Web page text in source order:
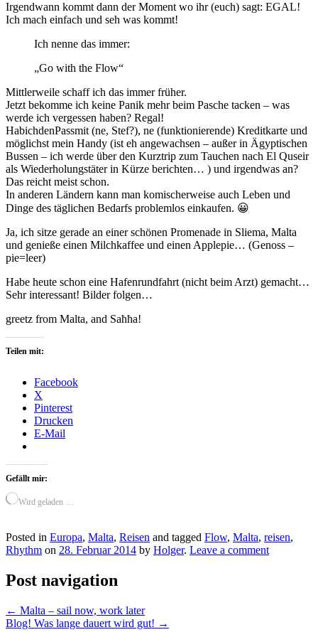
Irgendwann kommt dann der Moment wo ihr (euch) sagt: EGAL!
Ich mach einfach und seh was kommt!
Ich nenne das immer:
„Go with the Flow“
Mittlerweile schaff ich das immer früher.
Jetzt bekomme ich keine Panik mehr beim Pasche tacken – was
werde ich vergessen haben? Regal!
HabichdenPassmit (ne, Stef?), ne (funktionierende) Kreditkarte und
möglichst mein Handy (ist eh angewachsen – außer in Ägyptischen
Bussen – ich werde über den Kurztrip zum Tauchen nach El Quseir
als Wiederholungstäter in Kürze berichten… ) und irgendwas an?
Das reicht meist schon.
In anderen Ländern kann man komischerweise auch Leben und
Dinge des täglichen Bedarfs problemlos einkaufen. 😀
Ja, ich sitze gerade an einer schönen Promenade in Sliema, Malta
und genieße einen Milchkaffee und einen Applepie… (Genoss –
pie=leer)
Habe heute schon eine Hafenrundfahrt (nicht beim Arzt) gemacht…
Sehr interessant! Bilder folgen…
greetz from Malta, and Saħħa!
Teilen mit:
Facebook
X
Pinterest
Drucken
E-Mail
Gefällt mir:
Wird geladen …
Posted in Europa, Malta, Reisen and tagged Flow, Malta, reisen,
Rhythm on 28. Februar 2014 by Holger. Leave a comment
Post navigation
← Malta – sail now, work later
Blog! Was lange dauert wird gut! →